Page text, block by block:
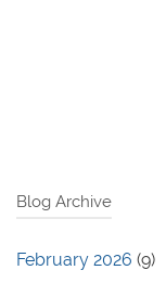
Blog Archive
February 2026 (9)